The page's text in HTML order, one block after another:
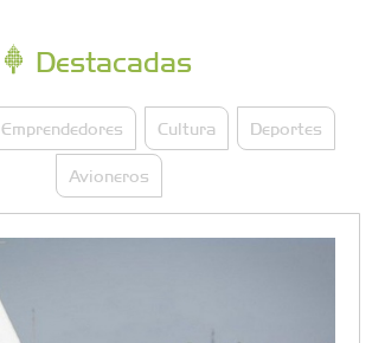
Destacadas
Emprendedores Cultura Deportes
Avioneros